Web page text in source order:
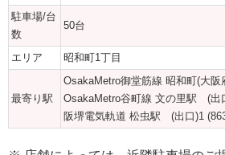
駐車場/台
数
50台
エリア 昭和町1丁目
最寄り駅
OsakaMetro御堂筋線 昭和町(大
OsakaMetro谷町線 文の里駅 (出
阪堺電気軌道 松虫駅 (出口)1